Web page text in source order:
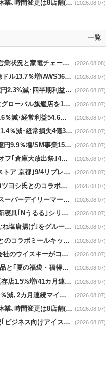
イオン九州news｜熊本地震による休業､時間変更は8店舗(8/7時点) (2026.08.07)
一覧
Weekly Review｜熊本地震/店舗の営業状況と家電チェーンの支援策 (2026.08.08)
Amazon news｜2Q営業収益2006億ドル13.7％増/AWS36.8％％増が貢献 (2026.08.07)
ニトリnews｜第1Q売上収益2263億円2.3%減･四半期利益1.4％減 (2026.08.07)
ユニクロnews｜京都･河原町通りにグローバル旗艦店を11/6開設 (2026.08.07)
AOKI news｜第1Q売上高430億円1.6％減･経常利益54.6％減 (2026.08.07)
はるやまnews｜第1Q売上高71億円1.4％減･経常損失4億3800万円 (2026.08.07)
バローnews｜第１Q営業収益2434億円9.9％増/SM事業15.5％増と絶好調 (2026.08.07)
島忠news｜展示品家具が最大50％オフ｢倉庫大放出祭｣4店舗限定で開催 (2026.08.07)
ロフトnews｜新生｢モマ デザインストア 京都｣9/4リプレイスオープン (2026.08.07)
ハンズnews｜創業50周年記念･ムロツヨシ氏とのコラボ企画｢ムロハンズ｣開催 (2026.08.07)
関西フードマーケットnews｜関西スーパーデイリーマート蒲生店8/7改装 (2026.08.07)
ニトリnews｜肌ざわりを追求した新寝具｢Nうるる｣シリーズを発売 (2026.08.07)
U.S.M.Hnews｜ ｢４種だしの国産むね塩唐揚げ｣をグループ610店で共同販促 (2026.08.07)
オイシックスnews｜スノーピークとのコラボミールキット8/13発売 (2026.08.07)
OICグループnews｜グループ酒造会社のウイスキーがコンペティション受賞 (2026.08.07)
PLANTnews｜お盆向けごちそう商品と｢夏の福袋・福得カート｣8/8から開催 (2026.08.07)
リテールパートナーズnews｜7月既存店1.5%増/41カ月連続増 (2026.08.07)
MrMax news｜7月既存店売上高1.6％減､2カ月連続マイナス (2026.08.07)
イオン九州news｜熊本地震による休業､時間変更は8店舗(8/7時点) (2026.08.07)
青山商事news｜6時間冷たさが持続｢ビジネス向けアイスベスト｣発売 (2026.08.07)